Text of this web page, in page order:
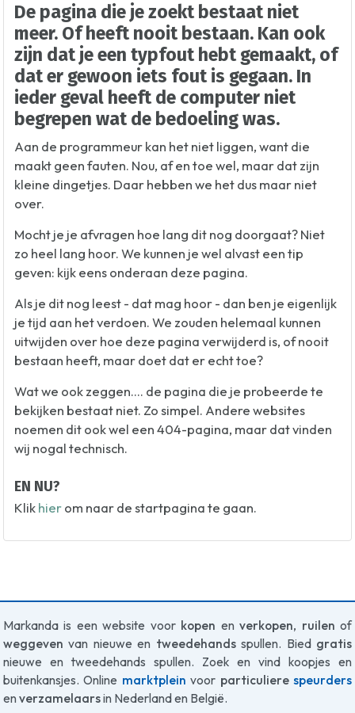
De pagina die je zoekt bestaat niet
meer. Of heeft nooit bestaan. Kan ook
zijn dat je een typfout hebt gemaakt, of
dat er gewoon iets fout is gegaan. In
ieder geval heeft de computer niet
begrepen wat de bedoeling was.
Aan de programmeur kan het niet liggen, want die
maakt geen fauten. Nou, af en toe wel, maar dat zijn
kleine dingetjes. Daar hebben we het dus maar niet
over.
Mocht je je afvragen hoe lang dit nog doorgaat? Niet
zo heel lang hoor. We kunnen je wel alvast een tip
geven: kijk eens onderaan deze pagina.
Als je dit nog leest - dat mag hoor - dan ben je eigenlijk
je tijd aan het verdoen. We zouden helemaal kunnen
uitwijden over hoe deze pagina verwijderd is, of nooit
bestaan heeft, maar doet dat er echt toe?
Wat we ook zeggen.... de pagina die je probeerde te
bekijken bestaat niet. Zo simpel. Andere websites
noemen dit ook wel een 404-pagina, maar dat vinden
wij nogal technisch.
EN NU?
Klik hier om naar de startpagina te gaan.
Markanda is een website voor kopen enverkopen, ruilen of
weggeven van nieuwe en tweedehandsspullen. Bied gratis
nieuwe en tweedehands spullen. Zoek en vind koopjes en
buitenkansjes. Online marktplein voor particulierespeurders
en verzamelaarsin Nederland en België.